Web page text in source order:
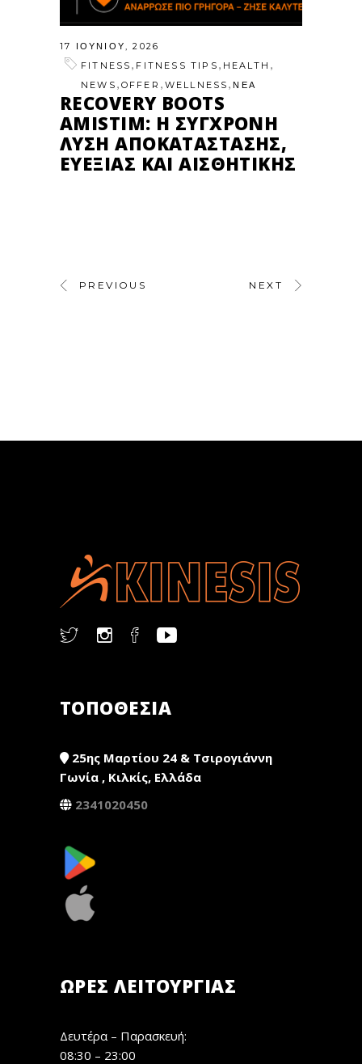
17 ΙΟΥΝΊΟΥ, 2026
FITNESS , FITNESS TIPS , HEALTH ,
NEWS , OFFER , WELLNESS ,ΝΕΑ
RECOVERY BOOTS
AMISTIM: Η ΣΎΓΧΡΟΝΗ
ΛΎΣΗ ΑΠΟΚΑΤΆΣΤΑΣΗΣ,
ΕΥΕΞΊΑΣ ΚΑΙ ΑΙΣΘΗΤΙΚΉΣ
PREVIOUS NEXT
ΤΟΠΟΘΕΣΙΑ
25ης Μαρτίου 24 & Τσιρογιάννη
Γωνία , Κιλκίς, Ελλάδα
2341020450
ΏΡΕΣ ΛΕΙΤΟΥΡΓΊΑΣ
Δευτέρα – Παρασκευή:
08:30 – 23:00